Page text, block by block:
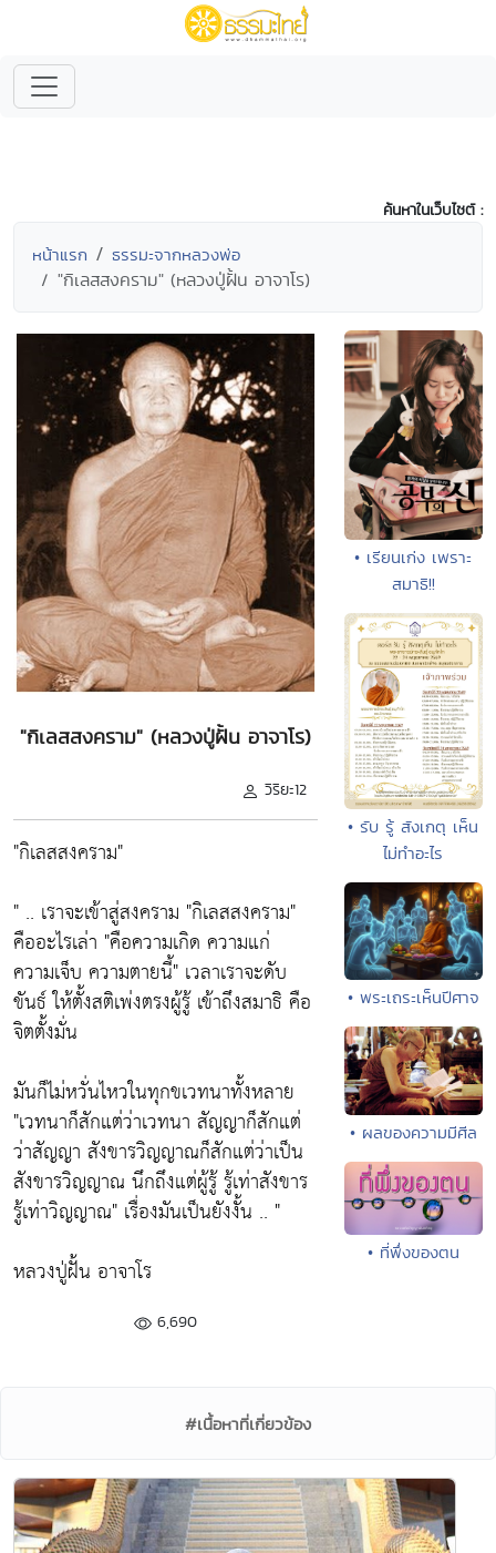
ค้นหาในเว็บไซต์ :
หน้าแรก ธรรมะจากหลวงพ่อ
"กิเลสสงคราม" (หลวงปู่ฝั้น อาจาโร)
"กิเลสสงคราม" (หลวงปู่ฝั้น อาจาโร)
วิริยะ12
"กิเลสสงคราม"
" .. เราจะเข้าสู่สงคราม "กิเลสสงคราม"
คืออะไรเล่า "คือความเกิด ความแก่
ความเจ็บ ความตายนี้" เวลาเราจะดับ
ขันธ์ ให้ตั้งสติเพ่งตรงผู้รู้ เข้าถึงสมาธิ คือ
จิตตั้งมั่น
มันก็ไม่หวั่นไหวในทุกขเวทนาทั้งหลาย
"เวทนาก็สักแต่ว่าเวทนา สัญญาก็สักแต่
ว่าสัญญา สังขารวิญญาณก็สักแต่ว่าเป็น
สังขารวิญญาณ นึกถึงแต่ผู้รู้ รู้เท่าสังขาร
รู้เท่าวิญญาณ" เรื่องมันเป็นยังงั้น .. "
หลวงปู่ฝั้น อาจาโร
6,690
• เรียนเก่ง เพราะ
สมาธิ!!
• รับ รู้ สังเกตุ เห็น
ไม่ทำอะไร
• พระเถระเห็นปีศาจ
• ผลของความมีศีล
• ที่พึ่งของตน
#เนื้อหาที่เกี่ยวข้อง